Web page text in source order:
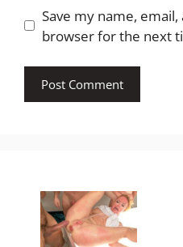
Save my name,
browser for the next